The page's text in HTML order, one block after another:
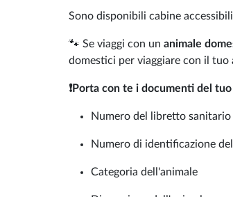
Sono disponibili cabine
🐾 Se viaggi con un animale
domestici per viaggiare con il tuo
❗Porta con te i documenti del
Numero del libretto
Numero di identificazione
Categoria dell'animale